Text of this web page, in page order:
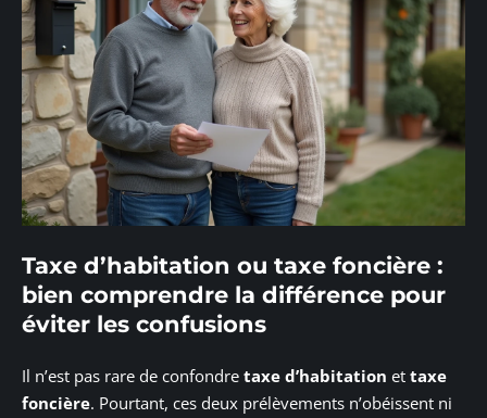
Taxe d’habitation ou taxe foncière :
bien comprendre la différence pour
éviter les confusions
Il n’est pas rare de confondre taxe d’habitation et taxe
foncière. Pourtant, ces deux prélèvements n’obéissent ni